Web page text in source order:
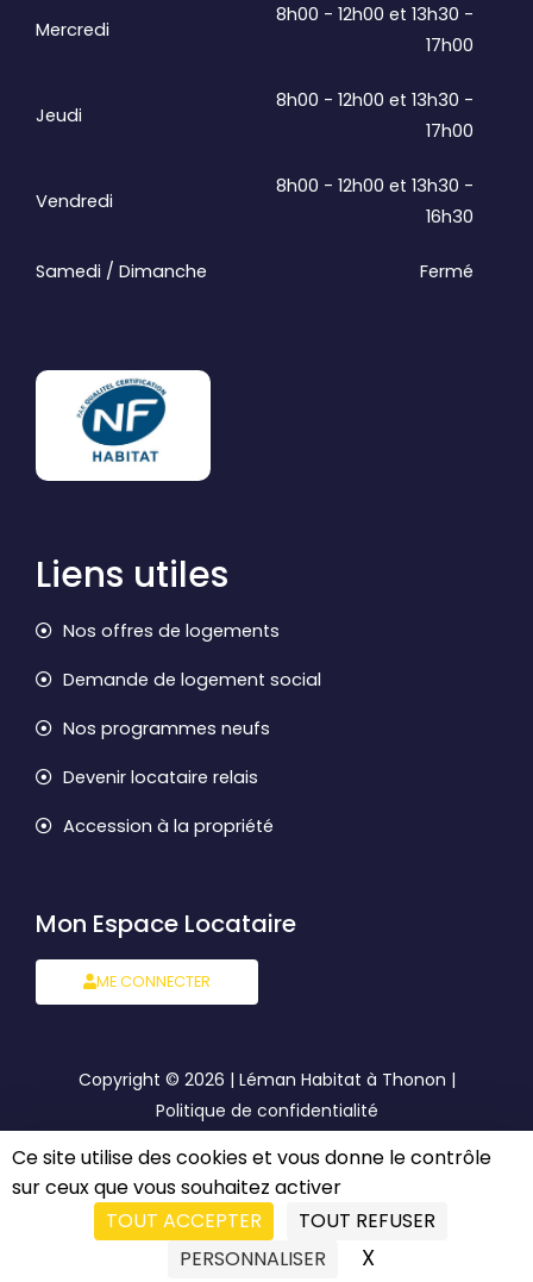
Ce site utilise des cookies et vous donne le contrôle
sur ceux que vous souhaitez activer
TOUT ACCEPTER
TOUT REFUSER
PERSONNALISER
XMASQUER LE
Mercredi
8h00 - 12h00 et 13h30 -
17h00
Jeudi
8h00 - 12h00 et 13h30 -
17h00
Vendredi
8h00 - 12h00 et 13h30 -
16h30
Samedi / Dimanche Fermé
Liens utiles
Nos offres de logements
Demande de logement social
Nos programmes neufs
Devenir locataire relais
Accession à la propriété
Mon Espace Locataire
ME CONNECTER
Copyright © 2026 | Léman Habitat à Thonon |
Politique de confidentialité
Mentions légales
Semé avec
par Cocliko Agence de
Communication